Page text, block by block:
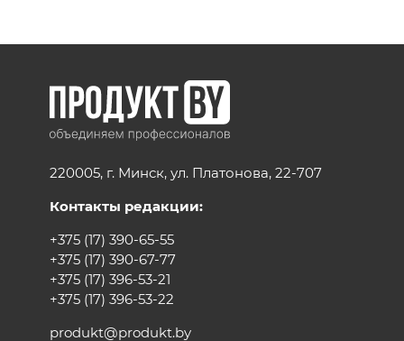
220005, г. Минск, ул. Платонова, 22-707
Контакты редакции:
+375 (17) 390-65-55
+375 (17) 390-67-77
+375 (17) 396-53-21
+375 (17) 396-53-22
produkt@produkt.by